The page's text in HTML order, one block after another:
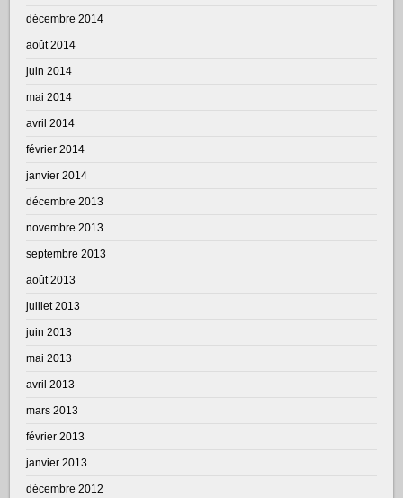
décembre 2014
août 2014
juin 2014
mai 2014
avril 2014
février 2014
janvier 2014
décembre 2013
novembre 2013
septembre 2013
août 2013
juillet 2013
juin 2013
mai 2013
avril 2013
mars 2013
février 2013
janvier 2013
décembre 2012